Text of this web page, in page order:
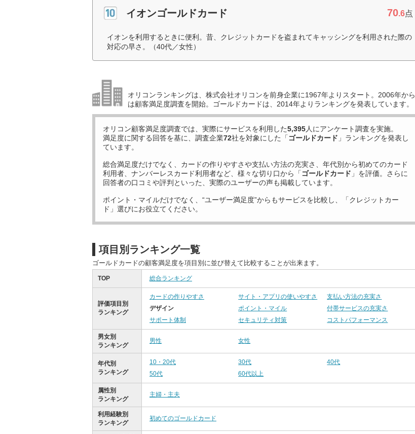
イオンゴールドカード 70.6点
イオンを利用するときに便利。昔、クレジットカードを盗まれてキャッシングを利用された際の
対応の早さ。（40代／女性）
オリコンランキングは、株式会社オリコンを前身企業に1967年よりスタート。2006年から
は顧客満足度調査を開始。ゴールドカードは、2014年よりランキングを発表しています。
オリコン顧客満足度調査では、実際にサービスを利用した5,395人にアンケート調査を実施。
満足度に関する回答を基に、調査企業72社を対象にした「 ゴールドカード 」ランキングを発表し
ています。
総合満足度だけでなく、カードの作りやすさや支払い方法の充実さ、年代別から初めてのカード
利用者、ナンバーレスカード利用者など、様々な切り口から「 ゴールドカード 」を評価。さらに
回答者の口コミや評判といった、実際のユーザーの声も掲載しています。
ポイント・マイルだけでなく、“ユーザー満足度”からもサービスを比較し、「クレジットカー
ド」選びにお役立てください。
項目別ランキング一覧
ゴールドカードの顧客満足度を項目別に並び替えて比較することが出来ます。
TOP 総合ランキング
評価項目別
ランキング
カードの作りやすさ サイト・アプリの使いやすさ
支払い方法の充実さ
デザイン
ポイント・マイル
付帯サービスの充実さ
サポート体制
セキュリティ対策 コストパフォーマンス
男女別
ランキング
男性 女性
年代別
ランキング
10・20代 30代
40代
50代
60代以上
属性別
ランキング
主婦・主夫
利用経験別
ランキング
初めてのゴールドカード